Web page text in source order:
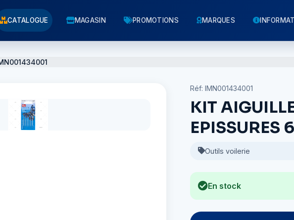
CATALOGUE MAGASIN PROMOTIONS MARQUES
Réf: IMN001434001
KIT
EPISSURES
Outils voilerie
En stock